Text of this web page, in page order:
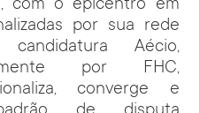
com o epicentro em
por sua rede
candidatura Aécio,
por FHC,
converge e